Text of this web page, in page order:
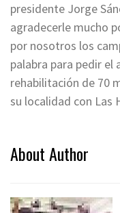
presidente Jorge
agradecerle mucho
por nosotros los
palabra para pedir el
rehabilitación de 70
su localidad con Las
About Author